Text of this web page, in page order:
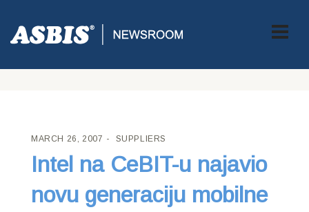
ASBIS CROATIA> SUPPLIERS> INTEL NA CEBIT-U NAJAVIO
NOVU GENERACIJU MOBILNE TEHNOLOGIJE INTEL CENTRINO
MARCH 26, 2007 SUPPLIERS
Intel na CeBIT-u najavio
novu generaciju mobilne